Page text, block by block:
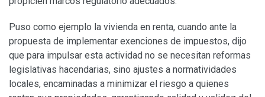
Puso como ejemplo la vivienda en renta, cuando ante la
propuesta de implementar exenciones de impuestos, dijo
que para impulsar esta actividad no se necesitan reformas
legislativas hacendarias, sino ajustes a normatividades
locales, encaminadas a minimizar el riesgo a quienes